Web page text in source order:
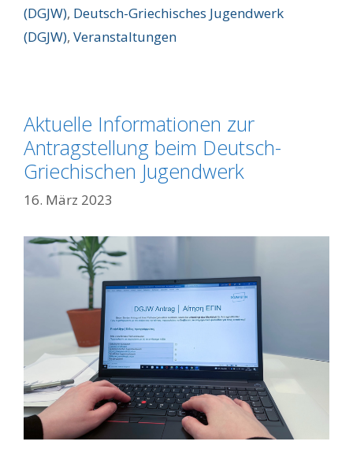
(DGJW), Deutsch-Griechisches Jugendwerk
(DGJW), Veranstaltungen
Aktuelle Informationen zur
Antragstellung beim Deutsch-
Griechischen Jugendwerk
16. März 2023